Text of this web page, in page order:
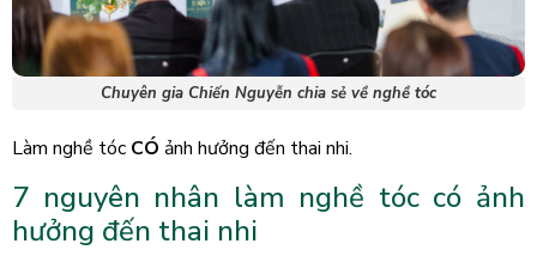
Chuyên gia Chiến Nguyễn chia sẻ về nghề tóc
Làm nghề tóc CÓ ảnh hưởng đến thai nhi.
7 nguyên nhân làm nghề tóc có ảnh
hưởng đến thai nhi